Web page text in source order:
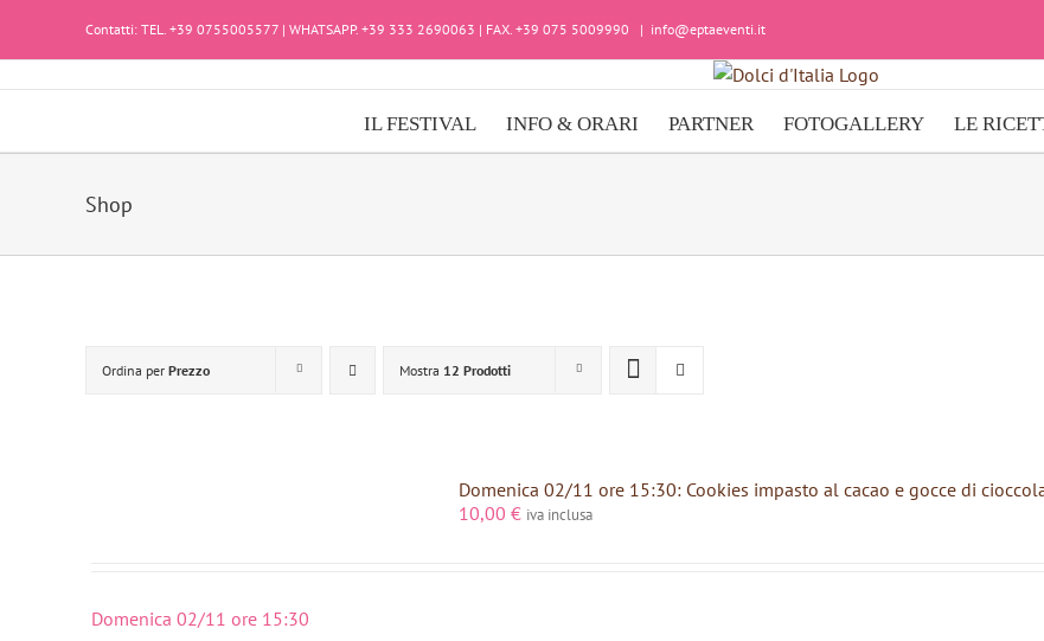
Contatti: TEL. +39 0755005577 | WHATSAPP. +39 333 2690063 | FAX. +39 075 5009990 | info@eptaeventi.it
IL FESTIVAL INFO & ORARI PARTNER FOTOGALLERY LE
Shop
Ordina per Prezzo Mostra 12 Prodotti
Domenica 02/11 ore 15:30: Cookies impasto al cacao e gocce di
10,00 € iva inclusa
Domenica 02/11 ore 15:30